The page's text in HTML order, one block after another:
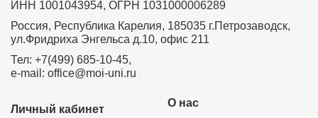
Забелина Ирина Рашитовна,
преподаватель профессиональной
подготовки – профессионального
обучения рабочих и служащих по
программе «Продавец
продовольственных товаров» МКОУ ДО
Свердловской области
ИНН 1001043954, ОГРН 1031000006289
Россия, Республика Карелия, 185035 г.Петрозаводск,
ул.Фридриха Энгельса д.10, офис 211
Тел: +7(499) 685-10-45,
e-mail: office@moi-uni.ru
О нас
Личный кабинет